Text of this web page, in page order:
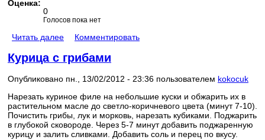
Оценка:
0
Голосов пока нет
Читать далее Комментировать
Курица с грибами
Опубликовано пн., 13/02/2012 - 23:36 пользователем kokocuk
Нарезать куриное филе на небольшие куски и обжарить их в
растительном масле до светло-коричневого цвета (минут 7-10).
Почистить грибы, лук и морковь, нарезать кубиками. Поджарить
в глубокой сковороде. Через 5-7 минут добавить поджаренную
курицу и залить сливками. Добавить соль и перец по вкусу.